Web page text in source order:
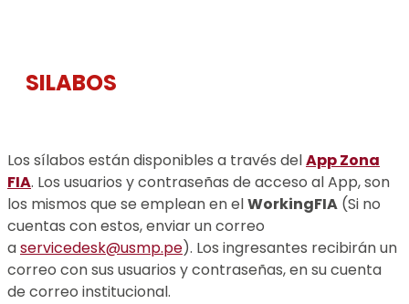
SILABOS
Los sílabos están disponibles a través delApp Zona
FIA. Los usuarios y contraseñas de acceso al App, son
los mismos que se emplean en elWorkingFIA (Si no
cuentas con estos, enviar un correo
aservicedesk@usmp.pe). Los ingresantes recibirán un
correo con sus usuarios y contraseñas, en su cuenta
de correo institucional.